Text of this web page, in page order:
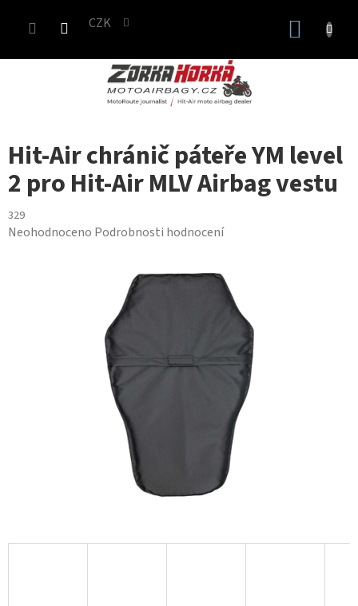
CZK
Hit-Air chránič páteře YM level
2 pro Hit-Air MLV Airbag vestu
329
Průměrné
Neohodnoceno Podrobnosti hodnocení